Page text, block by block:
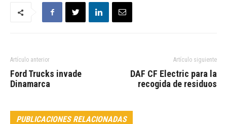
Artículo anterior
Ford Trucks invade
Dinamarca
Artículo siguiente
DAF CF Electric para la
recogida de residuos
PUBLICACIONES RELACIONADAS